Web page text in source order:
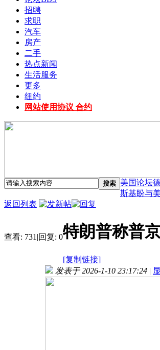
招聘
求职
汽车
房产
二手
热点新闻
生活服务
更多
纽约
网站使用协议 合约
搜索 美国论坛
斯基盼与
返回列表
查看: 731 |回复: 0特朗普称普
[复制链接]
发表于 2026-1-10 23:17:24 |